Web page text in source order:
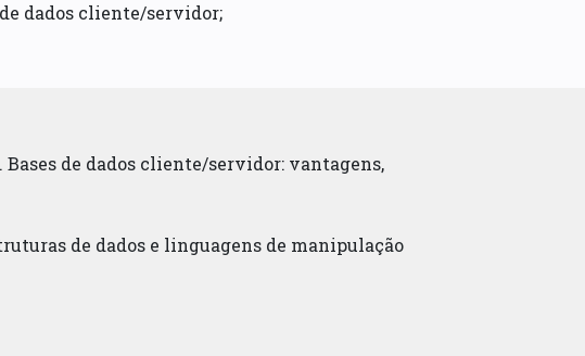
dados cliente/servidor;
Bases de dados cliente/servidor: vantagens,
de dados e linguagens de manipulação